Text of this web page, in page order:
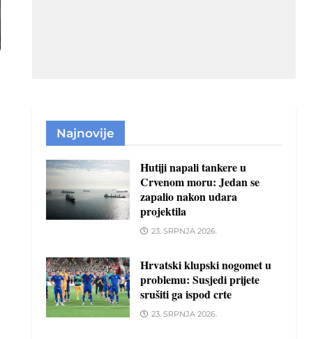
Najnovije
Hutiji napali tankere u
Crvenom moru: Jedan se
zapalio nakon udara
projektila
23. SRPNJA 2026.
Hrvatski klupski nogomet u
problemu: Susjedi prijete
srušiti ga ispod crte
23. SRPNJA 2026.